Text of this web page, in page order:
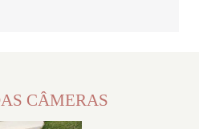
CÂMERAS